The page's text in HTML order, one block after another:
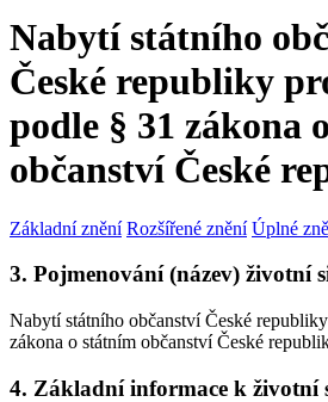
Nabytí státního
České republiky
podle § 31 zákona
občanství České
Základní znění Rozšířené znění Úplné
3. Pojmenování (název) životní
Nabytí státního občanství České
zákona o státním občanství České
4. Základní informace k životní